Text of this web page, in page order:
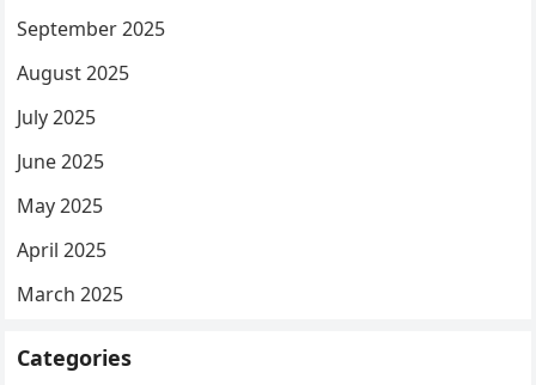
September 2025
August 2025
July 2025
June 2025
May 2025
April 2025
March 2025
Categories